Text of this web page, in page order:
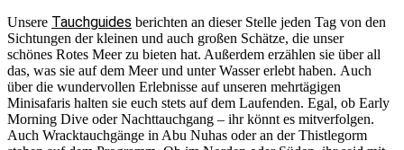
Unsere Tauchguides berichten an dieser Stelle jeden Tag von den
Sichtungen der kleinen und auch großen Schätze, die unser
schönes Rotes Meer zu bieten hat. Außerdem erzählen sie über all
das, was sie auf dem Meer und unter Wasser erlebt haben. Auch
über die wundervollen Erlebnisse auf unseren mehrtägigen
Minisafaris halten sie euch stets auf dem Laufenden. Egal, ob Early
Morning Dive oder Nachttauchgang – ihr könnt es mitverfolgen.
Auch Wracktauchgänge in Abu Nuhas oder an der Thistlegorm